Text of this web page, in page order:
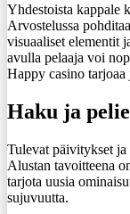
Yhdestoista kappale
Arvostelussa
visuaaliset elementit
avulla pelaaja voi
Happy casino
Haku ja
Tulevat päivitykset ja
Alustan tavoitteena
tarjota uusia
sujuvuutta.